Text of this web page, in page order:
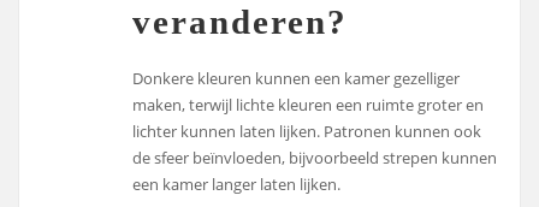
veranderen?
Donkere kleuren kunnen een kamer gezelliger
maken, terwijl lichte kleuren een ruimte groter en
lichter kunnen laten lijken. Patronen kunnen ook
de sfeer beïnvloeden, bijvoorbeeld strepen kunnen
een kamer langer laten lijken.